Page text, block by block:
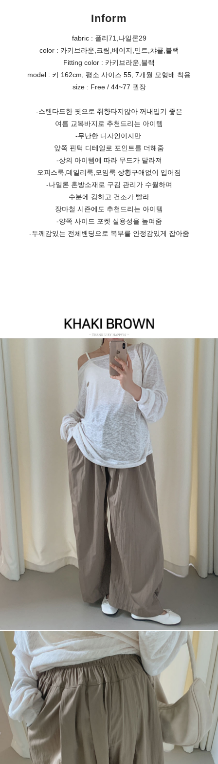
Inform
fabric : 폴리71,나일론29
color : 카키브라운,크림,베이지,민트,챠콜,블랙
Fitting color : 카키브라운,블랙
model : 키 162cm, 평소 사이즈 55, 7개월 모형배 착용
size : Free / 44~77 권장
-스탠다드한 핏으로 취향타지않아 꺼내입기 좋은
여름 교복바지로 추천드리는 아이템
-무난한 디자인이지만
앞쪽 핀턱 디테일로 포인트를 더해줌
-상의 아이템에 따라 무드가 달라져
오피스룩,데일리룩,모임룩 상황구애없이 입어짐
-나일론 혼방소재로 구김 관리가 수월하며
수분에 강하고 건조가 빨라
장마철 시즌에도 추천드리는 아이템
-양쪽 사이드 포켓 실용성을 높여줌
-두께감있는 전체밴딩으로 복부를 안정감있게 잡아줌